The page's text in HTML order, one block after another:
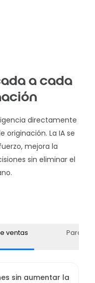
a cada
directamente
originación. La IA se
mejora la
sin eliminar el
ventas Para
sin aumentar la